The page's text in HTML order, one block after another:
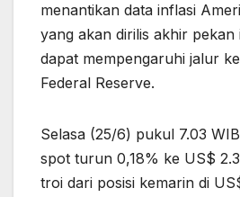
menantikan data inflasi
yang akan dirilis akhir pekan
dapat mempengaruhi jalur
Federal Reserve.
Selasa (25/6) pukul 7.03
spot turun 0,18% ke US$
troi dari posisi kemarin di